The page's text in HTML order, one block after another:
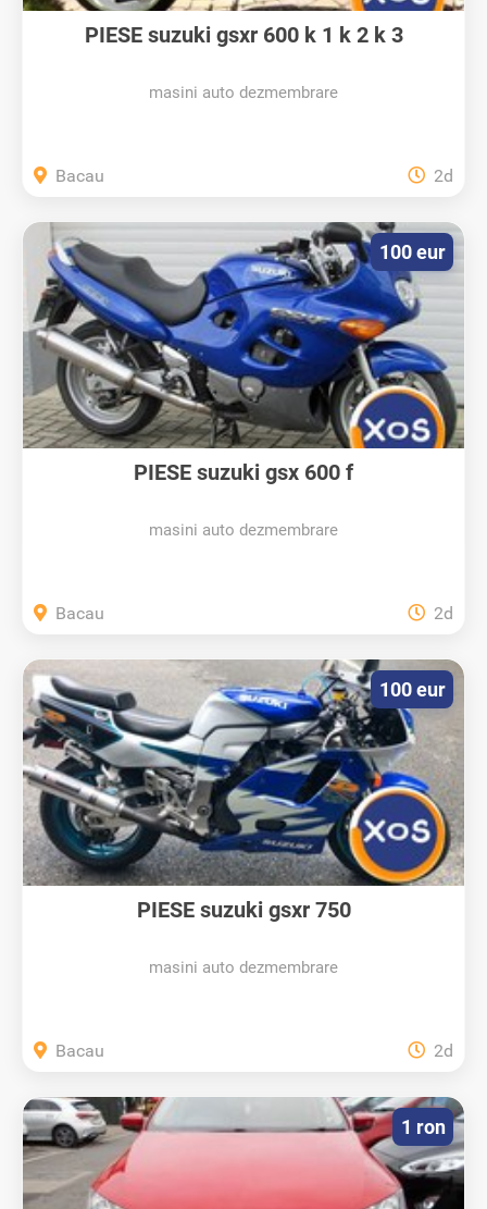
PIESE suzuki gsxr 600 k 1 k 2 k 3
masini auto dezmembrare
Bacau 2d
PIESE suzuki gsx 600 f
masini auto dezmembrare
100 eur
Bacau 2d
PIESE suzuki gsxr 750
masini auto dezmembrare
100 eur
Bacau 2d
1 ron